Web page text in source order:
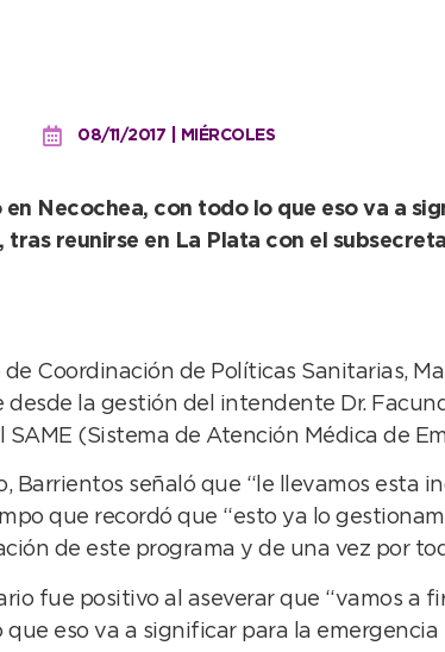
08/11/2017 | MIÉRCOLES
Necochea, con todo lo que eso va a
reunirse en La Plata con el
Coordinación de Políticas Sanitarias,
la gestión del intendente Dr.
(Sistema de Atención Médica de
Barrientos señaló que “le llevamos esta
que recordó que “esto ya lo
de este programa y de una vez por
fue positivo al aseverar que “vamos a
eso va a significar para la emergencia